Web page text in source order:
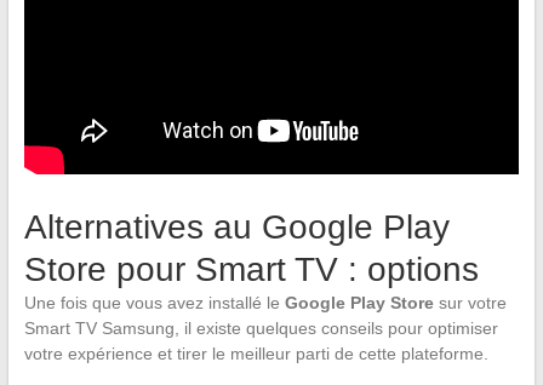
Alternatives au Google Play
Store pour Smart TV : options
Une fois que vous avez installé le Google Play Storesur votre
Smart TV Samsung, il existe quelques conseils pour optimiser
votre expérience et tirer le meilleur parti de cette plateforme.